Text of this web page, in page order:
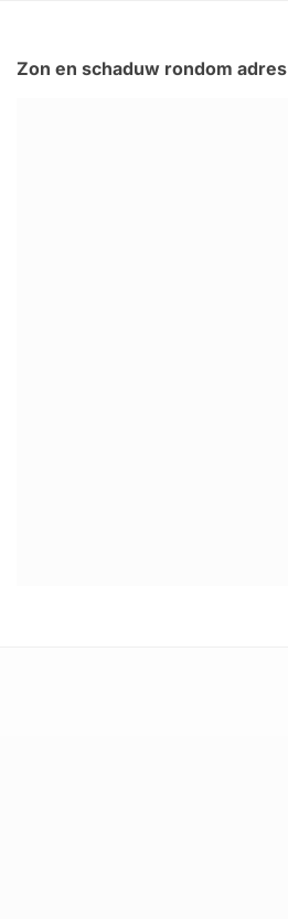
Zon en schaduw rondom adres